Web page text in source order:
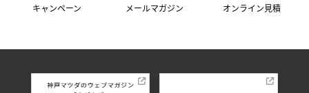
キャンペーン メールマガジン オンライン見積